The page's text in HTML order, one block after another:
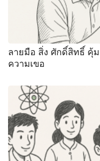
ลายมือ สิ่ง ศักดิ์สิทธิ์ คุ้
ความเขอ